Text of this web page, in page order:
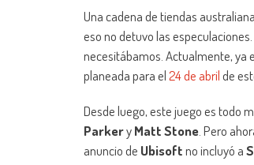
Una cadena de tiendas
eso no detuvo las
necesitábamos. Actualmente, ya
planeada para el24 de abrilde
Desde luego, este juego es todo
ParkeryMatt Stone . Pero
anuncio de Ubisoftno incluyó a